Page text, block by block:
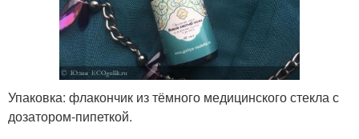
Упаковка: флакончик из тёмного медицинского стекла с
дозатором-пипеткой.